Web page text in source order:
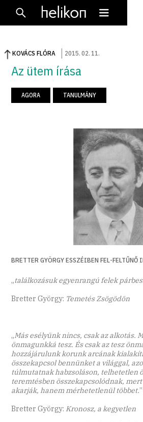
KOVÁCS FLÓRA 2015.02. 11.
Az ütem írása
AGORA TANULMÁNY
BRETTER GYÖRGY ESSZÉIBEN FEL-FELTŰNŐ
„találkozásuk egyenrangú felek
Bretter György: Temetés Zsögödön
„Más esélyünk nincs, csak az alkotás.
önmagunkká tesz. És csak az tesz
hozzájárulunk korunk arcának
összekapcsol bennünket a világgal,
túlmutatnak habzsoláson, telhetetlen
teremtésben összekapcsolódnak,
akarják, hanem mérhetetlenül többet.”
Bretter György: Kronosz, a kegyetlen